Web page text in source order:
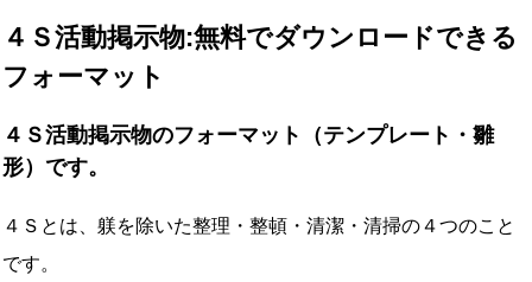
４Ｓ活動掲示物:無料でダウンロードできる
フォーマット
４Ｓ活動掲示物のフォーマット（テンプレート・雛
形）です。
４Ｓとは、躾を除いた整理・整頓・清潔・清掃の４つのこと
です。